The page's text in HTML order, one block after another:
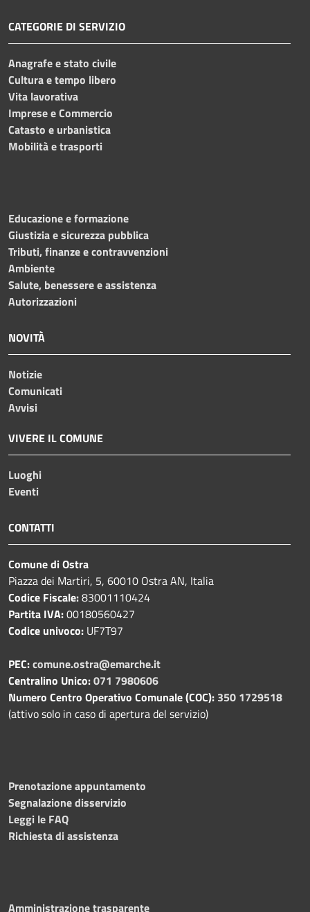
CATEGORIE DI SERVIZIO
Anagrafe e stato civile
Cultura e tempo libero
Vita lavorativa
Imprese e Commercio
Catasto e urbanistica
Mobilità e trasporti
Educazione e formazione
Giustizia e sicurezza pubblica
Tributi, finanze e contravvenzioni
Ambiente
Salute, benessere e assistenza
Autorizzazioni
NOVITÀ
Notizie
Comunicati
Avvisi
VIVERE IL COMUNE
Luoghi
Eventi
CONTATTI
Comune di Ostra
Piazza dei Martiri, 5, 60010 Ostra AN, Italia
Codice Fiscale:83001110424
Partita IVA:00180560427
Codice univoco: UF7T97
PEC:comune.ostra@emarche.it
Centralino Unico:071 7980606
Numero Centro Operativo Comunale (COC): 350 1729518
(attivo solo in caso di apertura del servizio)
Prenotazione appuntamento
Segnalazione disservizio
Leggi le FAQ
Richiesta di assistenza
Amministrazione trasparente